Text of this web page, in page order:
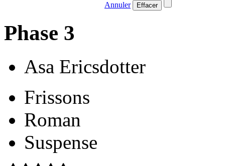
Annuler
Effacer
Phase 3
Asa Ericsdotter
Frissons
Roman
Suspense